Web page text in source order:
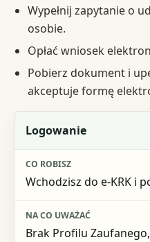
Wypełnij zapytanie o
osobie.
Opłać wniosek
Pobierz dokument i
akceptuje formę
Etap
Co robisz
Logowanie
Wchodzisz do e-KRK i
Brak Profilu